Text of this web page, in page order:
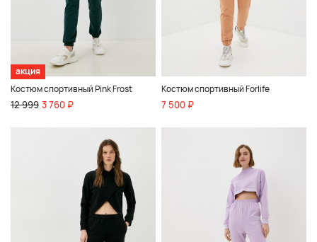
акция
Костюм спортивный Pink Frost
12 999 3 760 ₽
Костюм спортивный Forlife
7 500 ₽